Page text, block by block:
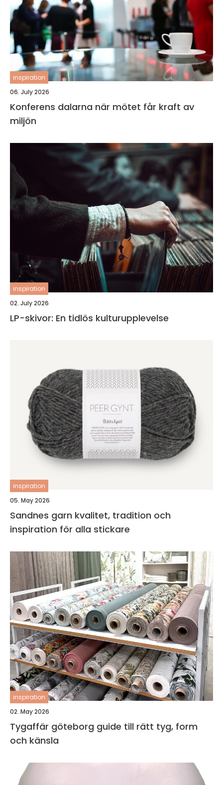
inspiration
06. July 2026
Konferens dalarna när mötet får kraft av
miljön
inspiration
02. July 2026
LP-skivor: En tidlös kulturupplevelse
inspiration
05. May 2026
Sandnes garn kvalitet, tradition och
inspiration för alla stickare
inspiration
02. May 2026
Tygaffär göteborg guide till rätt tyg, form
och känsla